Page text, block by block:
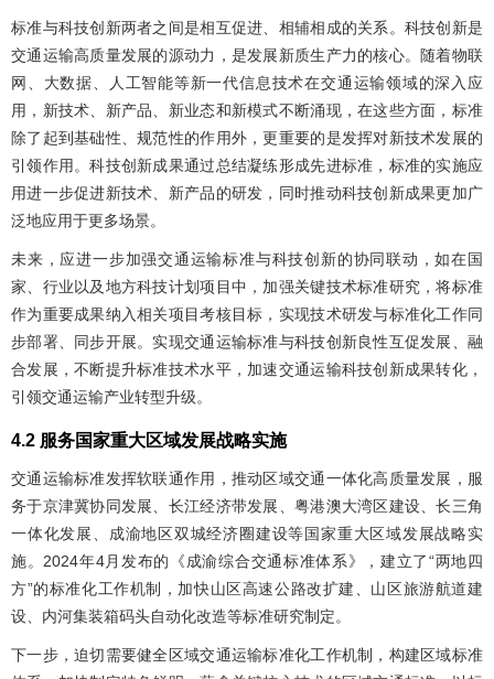
标准与科技创新两者之间是相互促进、相辅相成的关系。科技创新是
交通运输高质量发展的源动力，是发展新质生产力的核心。随着物联
网、大数据、人工智能等新一代信息技术在交通运输领域的深入应
用，新技术、新产品、新业态和新模式不断涌现，在这些方面，标准
除了起到基础性、规范性的作用外，更重要的是发挥对新技术发展的
引领作用。科技创新成果通过总结凝练形成先进标准，标准的实施应
用进一步促进新技术、新产品的研发，同时推动科技创新成果更加广
泛地应用于更多场景。
未来，应进一步加强交通运输标准与科技创新的协同联动，如在国
家、行业以及地方科技计划项目中，加强关键技术标准研究，将标准
作为重要成果纳入相关项目考核目标，实现技术研发与标准化工作同
步部署、同步开展。实现交通运输标准与科技创新良性互促发展、融
合发展，不断提升标准技术水平，加速交通运输科技创新成果转化，
引领交通运输产业转型升级。
4.2 服务国家重大区域发展战略实施
交通运输标准发挥软联通作用，推动区域交通一体化高质量发展，服
务于京津冀协同发展、长江经济带发展、粤港澳大湾区建设、长三角
一体化发展、成渝地区双城经济圈建设等国家重大区域发展战略实
施。2024年4月发布的《成渝综合交通标准体系》，建立了“两地四
方”的标准化工作机制，加快山区高速公路改扩建、山区旅游航道建
设、内河集装箱码头自动化改造等标准研究制定。
下一步，迫切需要健全区域交通运输标准化工作机制，构建区域标准